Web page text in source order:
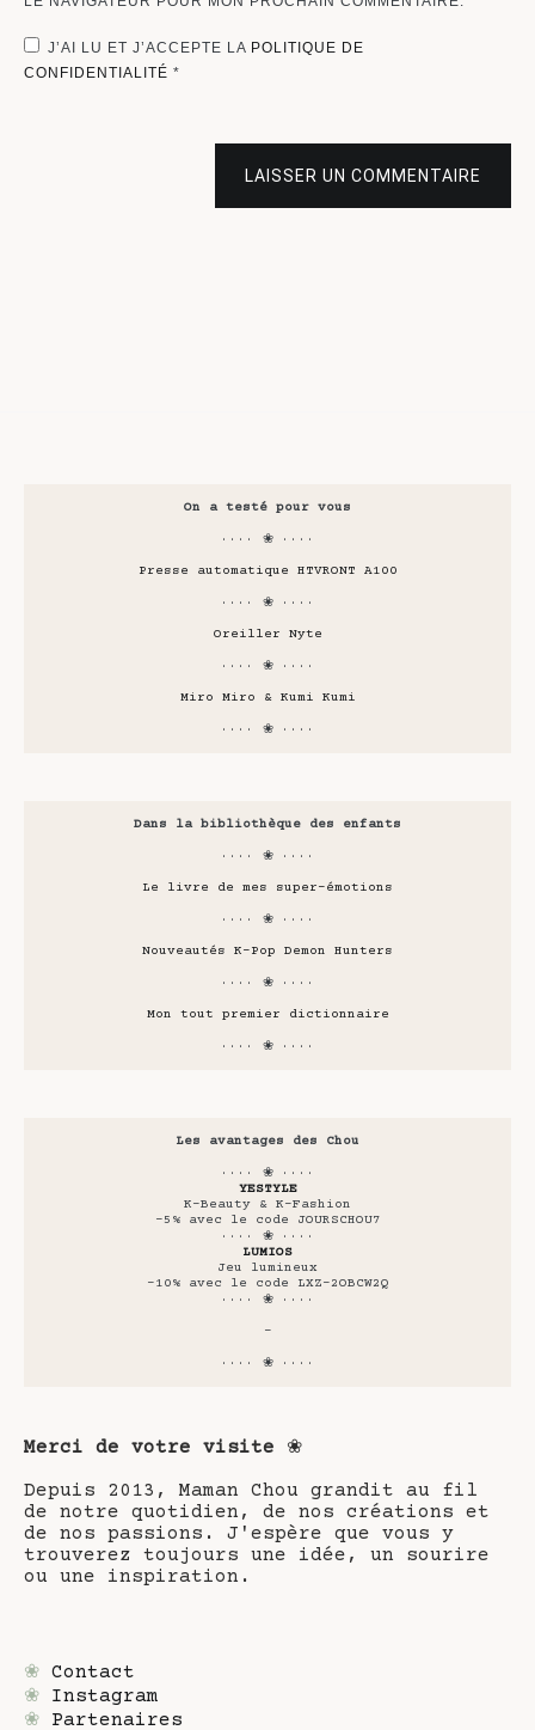
J’AI LU ET J’ACCEPTE LA POLITIQUE DE
CONFIDENTIALITÉ *
LAISSER UN COMMENTAIRE
On a testé pour vous
···· ❀ ····
Presse automatique HTVRONT A100
···· ❀ ····
Oreiller Nyte
···· ❀ ····
Miro Miro & Kumi Kumi
···· ❀ ····
Dans la bibliothèque des enfants
···· ❀ ····
Le livre de mes super-émotions
···· ❀ ····
Nouveautés K-Pop Demon Hunters
···· ❀ ····
Mon tout premier dictionnaire
···· ❀ ····
Les avantages des Chou
···· ❀ ····
YESTYLE
K-Beauty & K-Fashion
-5% avec le code JOURSCHOU7
···· ❀ ····
LUMIOS
Jeu lumineux
-10% avec le code LXZ-2OBCW2Q
···· ❀ ····
-
···· ❀ ····
Merci de votre visite ❀
Depuis 2013, Maman Chou grandit au fil
de notre quotidien, de nos créations et
de nos passions. J'espère que vous y
trouverez toujours une idée, un sourire
ou une inspiration.
❀ Contact
❀ Instagram
❀ Partenaires